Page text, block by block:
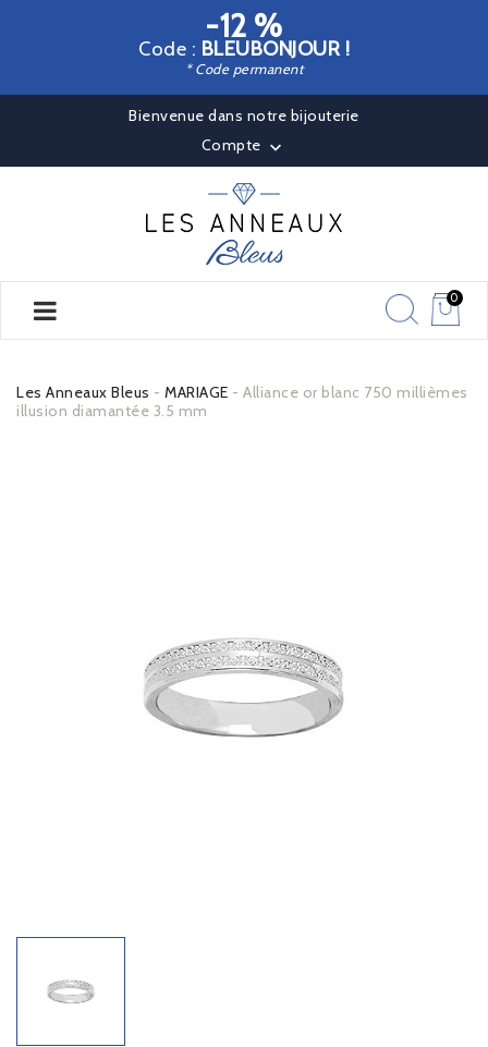
-12 %
Code : BLEUBONJOUR !
* Code permanent
Bienvenue dans notre bijouterie
Compte 
0
Les Anneaux Bleus MARIAGE
Alliance or blanc 750 millièmes
illusion diamantée 3.5 mm